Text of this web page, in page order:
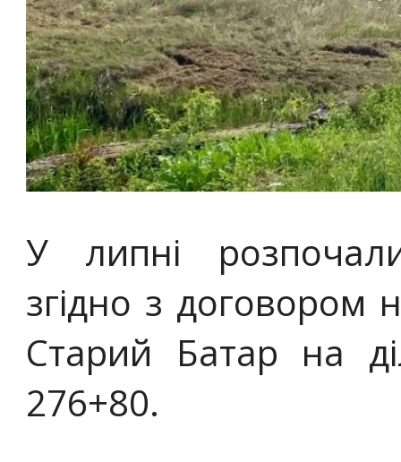
У липні
згідно з договором
Старий Батар на
276+80.